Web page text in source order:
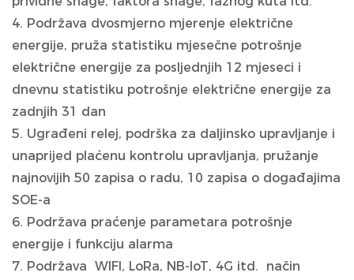
4. Podržava dvosmjerno mjerenje električne
energije, pruža statistiku mjesečne potrošnje
električne energije za posljednjih 12 mjeseci i
dnevnu statistiku potrošnje električne energije za
zadnjih 31 dan
5. Ugrađeni relej, podrška za daljinsko upravljanje i
unaprijed plaćenu kontrolu upravljanja, pružanje
najnovijih 50 zapisa o radu, 10 zapisa o događajima
SOE-a
6. Podržava praćenje parametara potrošnje
energije i funkciju alarma
7. Podržava WIFI, LoRa, NB-IoT, 4G itd. način